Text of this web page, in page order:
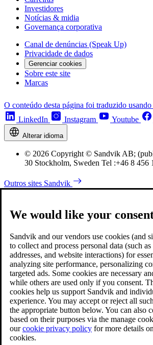
Investidores
Notícias & midia
Governança corporativa
Canal de denúncias (Speak Up)
Privacidade de dados
Gerenciar cookies
Sobre este site
Marcas
O conteúdo desta página foi traduzido
LinkedIn
Instagram Youtube
Alterar idioma
© 2026 Copyright © Sandvik AB;
30 Stockholm, Sweden Tel :+46 8 456
Outros sites Sandvik
We would like your
Sandvik and our vendors use cookies (and
to collect and process personal data (such
addresses, and website interactions) for
analyzing site performance, personalizing
targeted ads. Some cookies are necessary
while others are used only if you consent.
cookies help us support Sandvik and
experience. You may accept or reject all
the appropriate button below. You can also
based on their purposes via the manage
ourcookie privacy policy for more details
cookies.